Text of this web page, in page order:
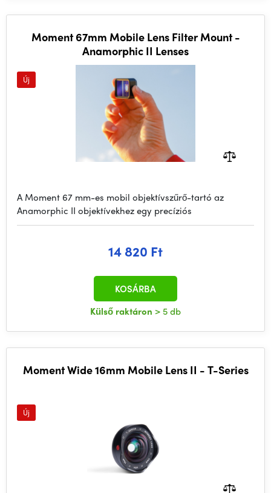
Moment 67mm Mobile Lens Filter Mount -
Anamorphic II Lenses
Új
A Moment 67 mm-es mobil objektívszűrő-tartó az
Anamorphic II objektívekhez egy precíziós
14 820 Ft
Külső raktáron > 5 db
KOSÁRBA
Moment Wide 16mm Mobile Lens II - T-Series
Új